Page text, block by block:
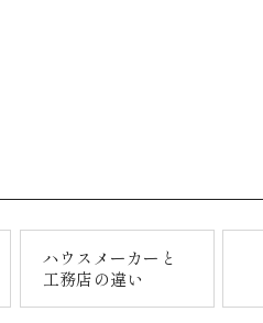
ハウスメーカーと
工務店の違い